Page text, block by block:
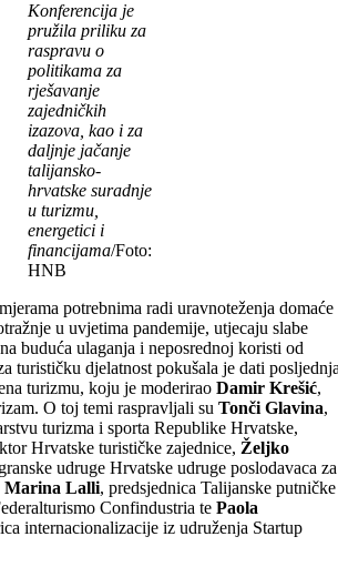
Konferencija je
pružila priliku za
raspravu o
politikama za
rješavanje
zajedničkih
izazova, kao i za
daljnje jačanje
talijansko-
hrvatske suradnje
u turizmu,
energetici i
financijama/Foto:
HNB
potrebnima radi uravnoteženja domaće
u uvjetima pandemije, utjecaju slabe
buduća ulaganja i neposrednoj koristi od
turističku djelatnost pokušala je dati
turizmu, koju je moderiraoDamir Krešić,
O toj temi raspravljali suTonči Glavina,
turizma i sporta Republike Hrvatske,
Hrvatske turističke zajednice, Željko
udruge Hrvatske udruge poslodavaca za
Marina Lalli, predsjednica Talijanske putničke
Confindustria tePaola
internacionalizacije iz udruženja Startup